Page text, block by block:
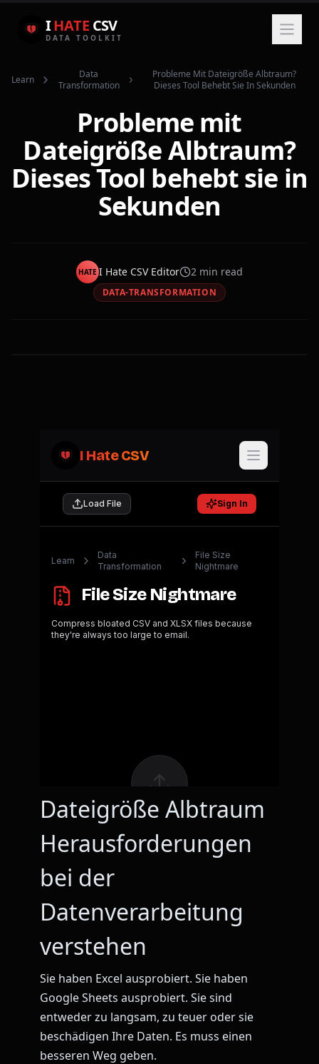
IHATE CSV
DATA TOOLKIT
Learn
Data
Transformation
Probleme Mit Dateigröße Albtraum?
Dieses Tool Behebt Sie In Sekunden
Probleme mit
Dateigröße Albtraum?
Dieses Tool behebt sie in
Sekunden
HATE I Hate CSV Editor 2 min read
DATA-TRANSFORMATION
Dateigröße Albtraum
Herausforderungen
bei der
Datenverarbeitung
verstehen
Sie haben Excel ausprobiert. Sie haben
Google Sheets ausprobiert. Sie sind
entweder zu langsam, zu teuer oder sie
beschädigen Ihre Daten. Es muss einen
besseren Weg geben.